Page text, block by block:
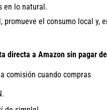
en lo natural.
promueve el consumo local
directa a Amazon sin pagar
comisión cuando compras